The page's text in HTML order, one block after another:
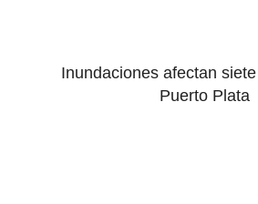
Inundaciones afectan
Puerto Plata